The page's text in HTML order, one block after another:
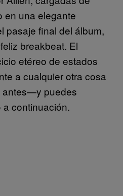
una elegante
pasaje final del álbum,
breakbeat. El
etéreo de estados
a cualquier otra cosa
antes—y puedes
continuación.